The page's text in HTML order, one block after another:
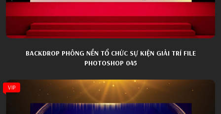
BACKDROP PHÔNG NỀN TỔ CHỨC SỰ KIỆN GIẢI TRÍ FILE
PHOTOSHOP 045
VIP